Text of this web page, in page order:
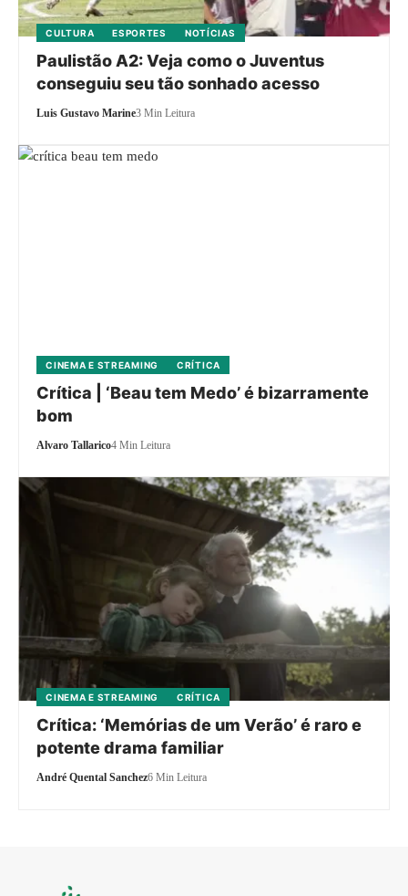
CULTURA ESPORTES NOTÍCIAS
Paulistão A2: Veja como o Juventus
conseguiu seu tão sonhado acesso
Luis Gustavo Marine3 Min Leitura
CINEMA E STREAMING CRÍTICA
Crítica | ‘Beau tem Medo’ é bizarramente
bom
Alvaro Tallarico4 Min Leitura
CINEMA E STREAMING CRÍTICA
Crítica: ‘Memórias de um Verão’ é raro e
potente drama familiar
André Quental Sanchez6 Min Leitura